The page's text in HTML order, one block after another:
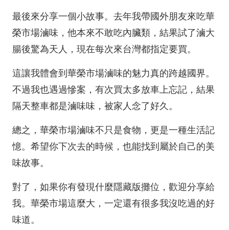
最後來分享一個小故事。去年我帶國外朋友來吃華
榮市場滷味，他本來不敢吃內臟類，結果試了滷大
腸後驚為天人，現在每次來台灣都指定要買。
這讓我體會到華榮市場滷味的魅力真的跨越國界。
不過我也遇過慘案，有次買太多放車上忘記，結果
隔天整車都是滷味味，被家人念了好久。
總之，華榮市場滷味不只是食物，更是一種生活記
憶。希望你下次去的時候，也能找到屬於自己的美
味故事。
對了，如果你有發現什麼隱藏版攤位，歡迎分享給
我。華榮市場這麼大，一定還有很多我沒吃過的好
味道。